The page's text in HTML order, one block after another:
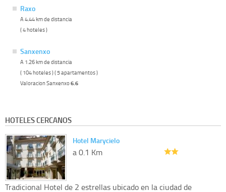
Raxo
A 4.44 km de distancia
( 4 hoteles )
Sanxenxo
A 1.26 km de distancia
( 104 hoteles ) ( 5 apartamentos )
Valoracion Sanxenxo6.6
HOTELES CERCANOS
Hotel Marycielo
a 0.1 Km
Tradicional Hotel de 2 estrellas ubicado en la ciudad de